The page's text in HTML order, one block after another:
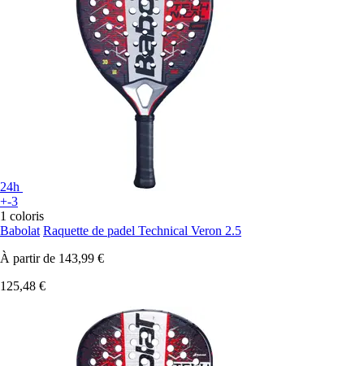
24h
+-3
1 coloris
Babolat Raquette de padel Technical Veron 2.5
À partir de 143,99 €
125,48 €